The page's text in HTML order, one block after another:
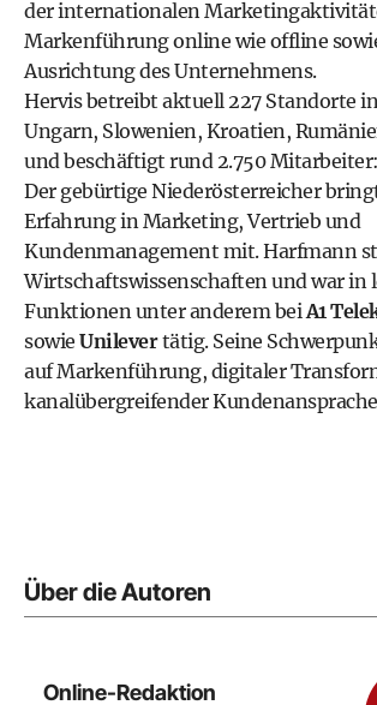
der internationalen
Markenführung online wie offline
Ausrichtung des Unternehmens.
Hervis betreibt aktuell 227 Standorte
Ungarn, Slowenien, Kroatien,
und beschäftigt rund 2.750
Der gebürtige Niederösterreicher
Erfahrung in Marketing, Vertrieb und
Kundenmanagement mit. Harfmann
Wirtschaftswissenschaften und war in
Funktionen unter anderem beiA1
sowie Unilevertätig. Seine
auf Markenführung, digitaler
kanalübergreifender
Über die Autoren
Online-Redaktion